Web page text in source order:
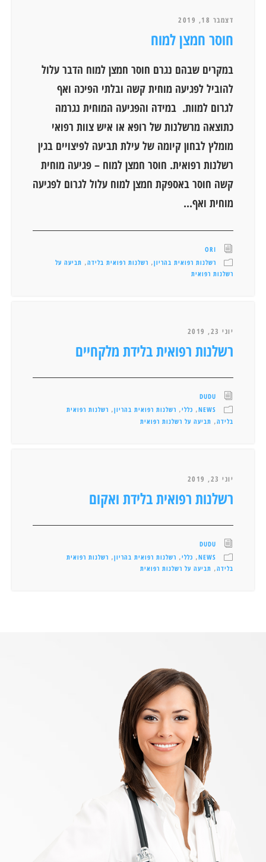
דצמבר 18, 2019
חוסר חמצן למוח
במקרים שבהם נגרם חוסר חמצן למוח הדבר עלול
להוביל לפגיעה מוחית קשה ובלתי הפיכה ואף
לגרום למוות. במידה והפגיעה המוחית נגרמה
כתוצאה מרשלנות של רופא או איש צוות רפואי
מומלץ לבחון קיומה של עילת תביעה לפיצויים בגין
רשלנות רפואית. חוסר חמצן למוח – פגיעה מוחית
קשה חוסר באספקת חמצן למוח עלול לגרום לפגיעה
מוחית ואף...
ORI
רשלנות רפואית בהריון, רשלנות רפואית בלידה, תביעה על
רשלנות רפואית
יוני 23, 2019
רשלנות רפואית בלידת מלקחיים
DUDU
NEWS
, כללי, רשלנות רפואית בהריון, רשלנות רפואית
בלידה, תביעה על רשלנות רפואית
יוני 23, 2019
רשלנות רפואית בלידת ואקום
DUDU
NEWS
, כללי, רשלנות רפואית בהריון, רשלנות רפואית
בלידה, תביעה על רשלנות רפואית